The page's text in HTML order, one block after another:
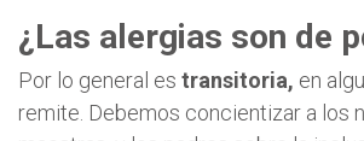
¿Las alergias son de
Por lo general es transitoria, en
remite. Debemos concientizar a los